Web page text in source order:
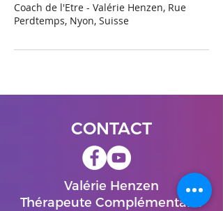
Coach de l'Etre - Valérie Henzen, Rue
Perdtemps, Nyon, Suisse
CONTACT
Valérie Henzen
Thérapeute Complémentaire